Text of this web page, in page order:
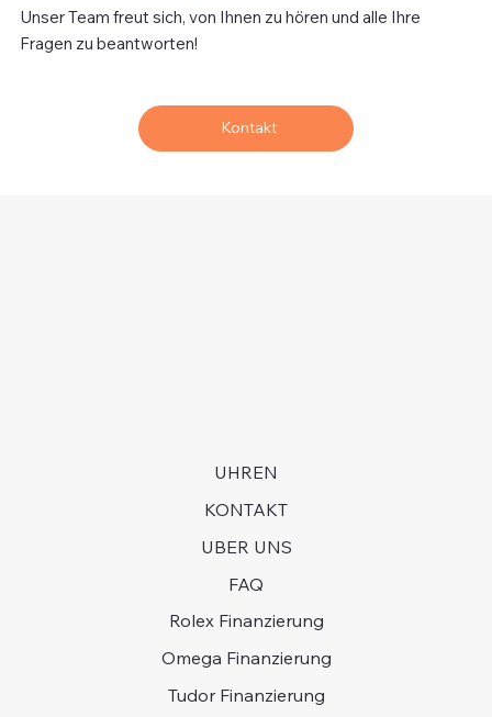
Unser Team freut sich, von Ihnen zu hören und alle Ihre
Fragen zu beantworten!
Kontakt
UHREN
KONTAKT
UBER UNS
FAQ
Rolex Finanzierung
Omega Finanzierung
Tudor Finanzierung